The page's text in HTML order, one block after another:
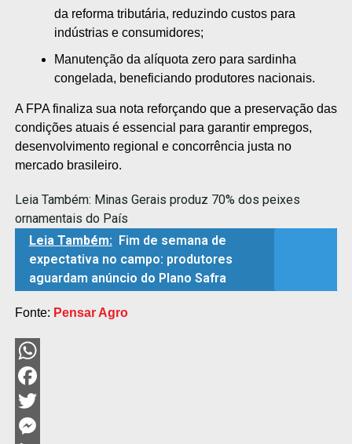
da reforma tributária, reduzindo custos para
indústrias e consumidores;
Manutenção da alíquota zero para sardinha
congelada, beneficiando produtores nacionais.
A FPA finaliza sua nota reforçando que a preservação das
condições atuais é essencial para garantir empregos,
desenvolvimento regional e concorrência justa no
mercado brasileiro.
Leia Também: Minas Gerais produz 70% dos peixes
ornamentais do País
Leia Também: Fim de semana de
expectativa no campo: produtores
aguardam anúncio do Plano Safra
Fonte: Pensar Agro
WhatsApp
Facebook
Twitter